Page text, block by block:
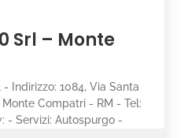
Srl – Monte
Indirizzo: 1084, Via Santa
Compatri - RM - Tel:
- Servizi: Autospurgo -